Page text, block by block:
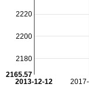
2013-12-12
2180
2200
2220
2165.57